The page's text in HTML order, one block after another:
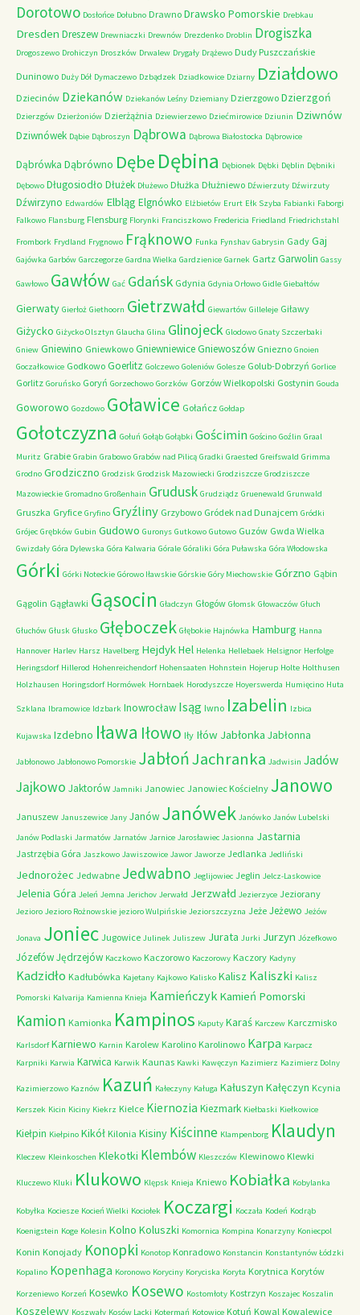
Dorotowo Dosłońce Dołubno Drawno Drawsko Pomorskie Drebkau
Dresden Dreszew Drewniaczki Drewnów Drezdenko Droblin Drogiszka
Drogoszewo Drohiczyn Droszków Drwalew Drygały Drążewo Dudy Puszczańskie
Duninowo Duży Dół Dymaczewo Dzbądzek Dziadkowice Dziarny Działdowo
Dziecinów Dziekanów Dziekanów Leśny Dziemiany Dzierzgowo Dzierzgoń
Dzierzgów Dzierżoniów Dzierżążnia Dziewierzewo Dziećmirowice Dziunin Dziwnów
Dziwnówek Dąbie Dąbroszyn Dąbrowa Dąbrowa Białostocka Dąbrowice
Dąbrówka Dąbrówno Dębe Dębina Dębionek Dębki Dęblin Dębniki
Dębowo Długosiodło Dłużek Dłużewo Dłużka Dłużniewo Dźwierzuty Dźwirzuty
Dźwirzyno Edwardów Elbląg Elgnówko Elżbietów Erurt Ełk Szyba Fabianki Faborgi
Falkowo Flansburg Flensburg Florynki Franciszkowo Fredericia Friedland Friedrichstahl
Frombork Frydland Frygnowo Frąknowo Funka Fynshav Gabrysin Gady Gaj
Gajówka Garbów Garczegorze Gardna Wielka Gardzienice Garnek Gartz Garwolin Gassy
Gawłowo Gawłów Gać Gdańsk Gdynia Gdynia Orłowo Gidle Giebałtów
Gierwaty Gierłoż Giethoorn Gietrzwałd Giewartów Gilleleje Giławy
Giżycko Giżycko Olsztyn Glaucha Glina Glinojeck Glodowo Gnaty Szczerbaki
Gniew Gniewino Gniewkowo GniewniewiceGniewoszów Gniezno Gnoien
Goczałkowice Godkowo Goerlitz Golczewo Goleniów Golesze Golub-Dobrzyń Gorlice
Gorlitz Goruńsko Goryń Gorzechowo Gorzków Gorzów Wielkopolski Gostynin Gouda
Goworowo Gozdowo Goławice Gołańcz Gołdap
Gołotczyzna Gołuń Gołąb Gołąbki Gościmin Gościno Goźlin Graal
Muritz Grabie Grabin Grabowo Grabów nad Pilicą Gradki Graested Greifswald Grimma
Grodno Grodziczno Grodzisk Grodzisk Mazowiecki Grodziszcze Grodziszcze
Mazowieckie Gromadno Großenhain Grudusk Grudziądz Gruenewald Grunwald
Gruszka Gryfice Gryfino Gryźliny Grzybowo Gródek nad Dunajcem Gródki
Grójec Grębków Gubin Gudowo Guronys Gutkowo Gutowo Guzów Gwda Wielka
Gwizdały Góra Dylewska Góra Kalwaria Górale Góraliki Góra Puławska Góra Włodowska
Górki Górki Noteckie Górowo Iławskie Górskie Góry Miechowskie Górzno Gąbin
Gągolin Gągławki Gąsocin Gładczyn Głogów Głomsk Głowaczów Głuch
Głuchów Głusk Głusko Głęboczek Głębokie Hajnówka Hamburg Hanna
Hannover Harlev Harsz Havelberg HejdykHel Helenka Hellebaek Helsignor Herfolge
Heringsdorf Hillerod Hohenreichendorf Hohensaaten Hohnstein Hojerup Holte Holthusen
Holzhausen Horingsdorf Hormówek Hornbaek Horodyszcze Hoyerswerda Humięcino Huta
Szklana Ibramowice Idzbark Inowrocław Isąg Iwno Izabelin Izbica
Kujawska Izdebno Iława Iłowo Iły Iłów Jabłonka Jabłonna
Jabłonowo Jabłonowo Pomorskie JabłońJachranka Jadwisin Jadów
Jajkowo Jaktorów Jamniki Janowiec Janowiec Kościelny Janowo
Januszew Januszewice Jany Janów Janówek Janówko Janów Lubelski
Janów Podlaski Jarmatów Jarnatów Jarnice Jarosławiec Jasionna Jastarnia
Jastrzębia Góra Jaszkowo Jawiszowice Jawor Jaworze Jedlanka Jedliński
Jednorożec Jedwabne Jedwabno Jeglijowiec Jeglin Jelcz-Laskowice
Jelenia Góra Jeleń Jemna Jerichov Jerwałd Jerzwałd Jezierzyce Jeziorany
Jezioro Jezioro Rożnowskie jezioro Wulpińskie Jeziorszczyzna Jeże Jeżewo Jeżów
Jonava Joniec Jugowice Julinek Juliszew Jurata Jurki Jurzyn Józefkowo
JózefówJędrzejów Kaczkowo Kaczorowo Kaczorowy Kaczory Kadyny
Kadzidło Kadłubówka Kajetany Kajkowo Kalisko Kalisz Kaliszki Kalisz
Pomorski Kalvarija Kamienna Knieja Kamieńczyk Kamień Pomorski
Kamion Kamionka Kampinos Kaputy Karaś Karczew Karczmisko
Karlsdorf Karniewo Karnin Karolew Karolino Karolinowo Karpa Karpacz
Karpniki Karwia Karwica Karwik Kaunas Kawki Kawęczyn Kazimierz Kazimierz Dolny
Kazimierzowo Kaznów Kazuń Kałeczyny Kaługa Kałuszyn Kałęczyn Kcynia
Kerszek Kicin Kiciny Kiekrz Kielce Kiernozia Kiezmark Kiełbaski Kiełkowice
Kiełpin Kiełpino Kikół Kilonia Kisiny Kiścinne Klampenborg Klaudyn
Kleczew Kleinkoschen Klekotki Klembów Kleszczów Klewinowo Klewki
Kluczewo Kluki Klukowo Klępsk Knieja Kniewo Kobiałka Kobylanka
Kobyłka Kociesze Kocień Wielki Kociołek Koczargi Koczała Kodeń Kodrąb
Koenigstein Koge Kolesin Kolno Koluszki Komornica Kompina Konarzyny Koniecpol
Konin Konojady Konopki Konotop Konradowo Konstancin Konstantynów Łódzki
Kopalino Kopenhaga Koronowo Koryciny Koryciska Koryta Korytnica Korytów
Korzeniewo Korzeń Kosewko Kosewo Kostomłoty Kostrzyn Koszajec Koszalin
Koszelewy Koszwały Kosów Lacki Kotermań Kotowice Kotuń Kowal Kowalewice